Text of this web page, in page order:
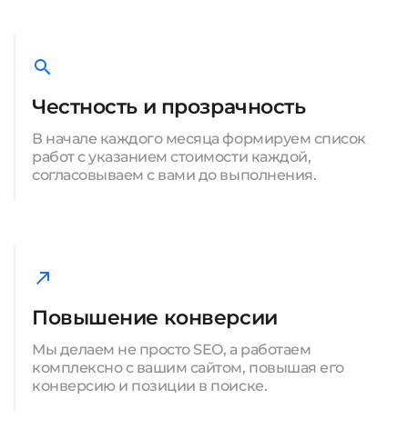
Честность и прозрачность
В начале каждого месяца формируем список
работ с указанием стоимости каждой,
согласовываем с вами до выполнения.
Повышение конверсии
Мы делаем не просто SEO, а работаем
комплексно с вашим сайтом, повышая его
конверсию и позиции в поиске.